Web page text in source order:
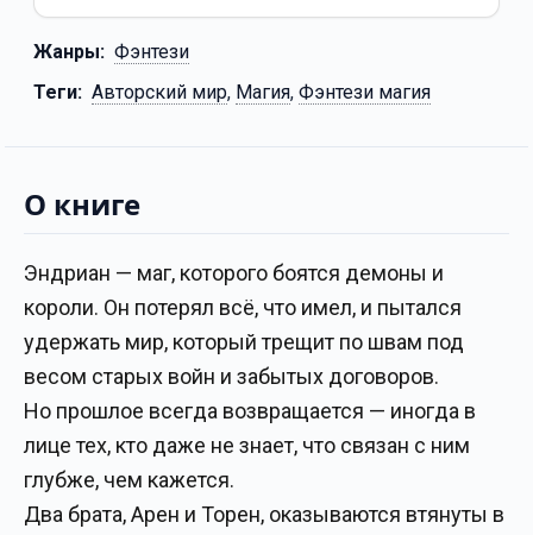
Жанры: Фэнтези
Теги: Авторский мир, Магия, Фэнтези магия
О книге
Эндриан — маг, которого боятся демоны и
короли. Он потерял всё, что имел, и пытался
удержать мир, который трещит по швам под
весом старых войн и забытых договоров.
Но прошлое всегда возвращается — иногда в
лице тех, кто даже не знает, что связан с ним
глубже, чем кажется.
Два брата, Арен и Торен, оказываются втянуты в